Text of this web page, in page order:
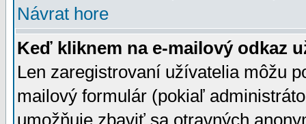
Návrat hore
Keď kliknem na e-mailový odkaz
Len zaregistrovaní užívatelia môžu
mailový formulár (pokiaľ
umožňuje zbaviť sa otravných